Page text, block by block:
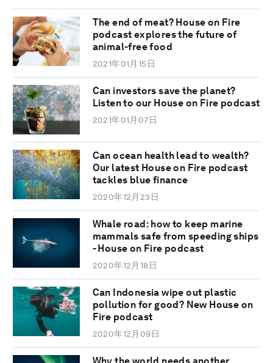
The end of meat? House on Fire
podcast explores the future of
animal-free food
2021年01月15日
Can investors save the planet?
Listen to our House on Fire podcast
2021年01月07日
Can ocean health lead to wealth?
Our latest House on Fire podcast
tackles blue finance
2020年12月23日
Whale road: how to keep marine
mammals safe from speeding ships
- House on Fire podcast
2020年12月18日
Can Indonesia wipe out plastic
pollution for good? New House on
Fire podcast
2020年12月09日